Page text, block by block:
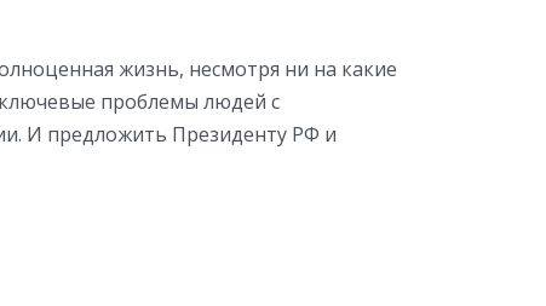
жизнь, несмотря ни на какие
проблемы людей с
И предложить Президенту РФ и